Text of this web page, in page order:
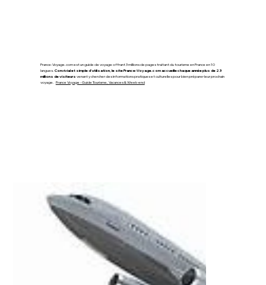
France-Voyage.com est un guide de voyage offrant 3 millions de pages traitant du tourisme en France en 10
langues. Convivial et simple d'utilisation, le site France-Voyage.com accueille chaque année plus de 23
millions de visiteurs venant y chercher des informations pratiques et culturelles pour bien préparer leur prochain
voyage. France Voyage - Guide Tourisme, Vacances & Week-end